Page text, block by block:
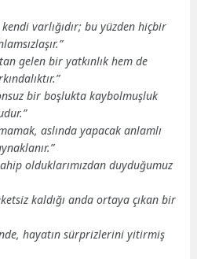
kendi varlığıdır; bu yüzden hiçbir
gelen bir yatkınlık hem de
bir boşlukta kaybolmuşluk
aslında yapacak anlamlı
olduklarımızdan duyduğumuz
kaldığı anda ortaya çıkan bir
hayatın sürprizlerini yitirmiş